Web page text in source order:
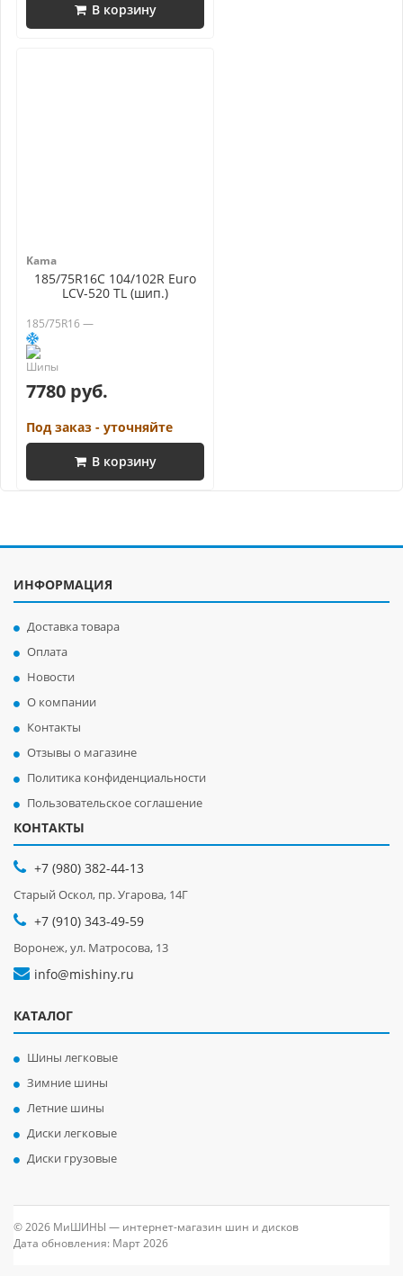
В корзину
Kama
185/75R16C 104/102R Euro
LCV-520 TL (шип.)
185/75R16 —
7780 руб.
Под заказ - уточняйте
В корзину
ИНФОРМАЦИЯ
Доставка товара
Оплата
Новости
О компании
Контакты
Отзывы о магазине
Политика конфиденциальности
Пользовательское соглашение
КОНТАКТЫ
+7 (980) 382-44-13
Старый Оскол, пр. Угарова, 14Г
+7 (910) 343-49-59
Воронеж, ул. Матросова, 13
info@mishiny.ru
КАТАЛОГ
Шины легковые
Зимние шины
Летние шины
Диски легковые
Диски грузовые
© 2026 МиШИНЫ — интернет-магазин шин и дисков
Дата обновления: Март 2026